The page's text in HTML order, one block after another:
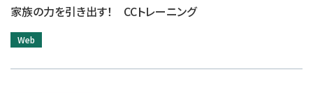
家族の力を引き出す！ CCトレーニング
Web